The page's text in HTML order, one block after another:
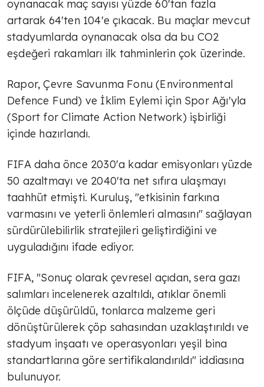
oynanacak maç sayısı yüzde 60'tan fazla
artarak 64'ten 104'e çıkacak. Bu maçlar mevcut
stadyumlarda oynanacak olsa da bu CO2
eşdeğeri rakamları ilk tahminlerin çok üzerinde.
Rapor, Çevre Savunma Fonu (Environmental
Defence Fund) ve İklim Eylemi için Spor Ağı'yla
(Sport for Climate Action Network) işbirliği
içinde hazırlandı.
FIFA daha önce 2030'a kadar emisyonları yüzde
50 azaltmayı ve 2040'ta net sıfıra ulaşmayı
taahhüt etmişti. Kuruluş, "etkisinin farkına
varmasını ve yeterli önlemleri almasını" sağlayan
sürdürülebilirlik stratejileri geliştirdiğini ve
uyguladığını ifade ediyor.
FIFA, "Sonuç olarak çevresel açıdan, sera gazı
salımları incelenerek azaltıldı, atıklar önemli
ölçüde düşürüldü, tonlarca malzeme geri
dönüştürülerek çöp sahasından uzaklaştırıldı ve
stadyum inşaatı ve operasyonları yeşil bina
standartlarına göre sertifikalandırıldı" iddiasına
bulunuyor.